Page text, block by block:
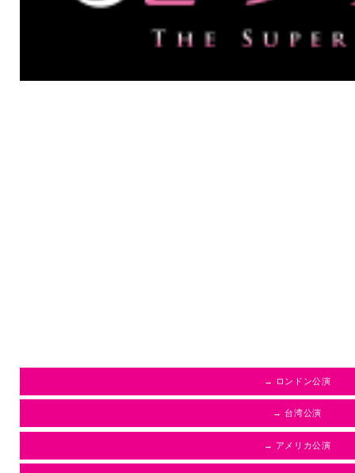
→ ロンドン公演
→ 台湾公演
→ アメリカ公演